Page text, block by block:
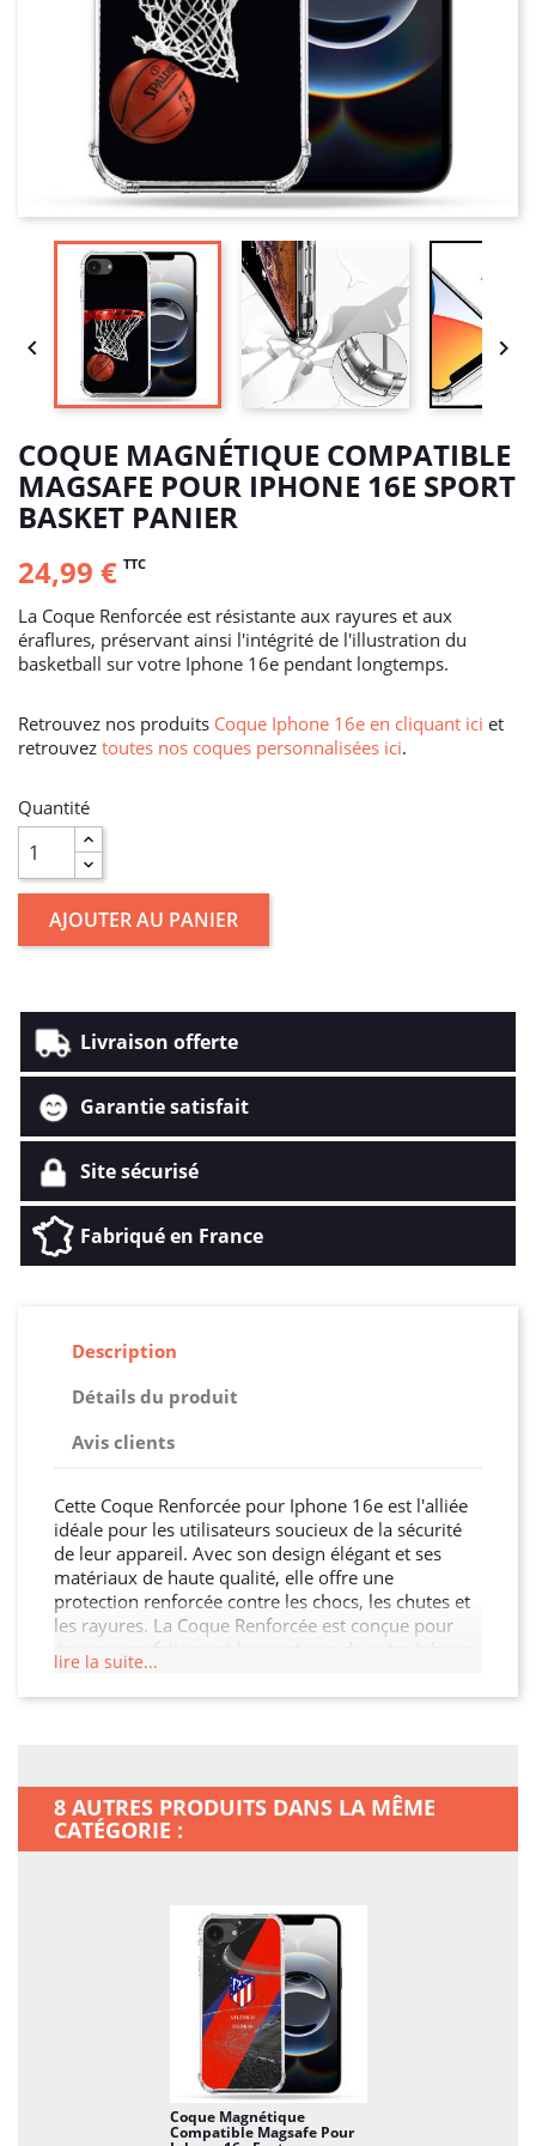
 
COQUE MAGNÉTIQUE COMPATIBLE
MAGSAFE POUR IPHONE 16E SPORT
BASKET PANIER
24,99 € TTC
La Coque Renforcée est résistante aux rayures et aux
éraflures, préservant ainsi l'intégrité de l'illustration du
basketball sur votre Iphone 16e pendant longtemps.
Retrouvez nos produits Coque Iphone 16e en cliquant ici et
retrouvez toutes nos coques personnalisées ici.
Quantité
AJOUTER AU PANIER
Livraison offerte
Garantie satisfait
Site sécurisé
Fabriqué en France
Description
Détails du produit
Avis clients
Cette Coque Renforcée pour Iphone 16e est l'alliée
idéale pour les utilisateurs soucieux de la sécurité
de leur appareil. Avec son design élégant et ses
matériaux de haute qualité, elle offre une
protection renforcée contre les chocs, les chutes et
les rayures. La Coque Renforcée est conçue pour
épouser parfaitement les contours de votre Iphone
16e, garantissant ainsi une protection sans
compromis tout en préservant son esthétique. De
lire la suite...
8 AUTRES PRODUITS DANS LA MÊME
CATÉGORIE :
Coque Magnétique
Compatible Magsafe Pour